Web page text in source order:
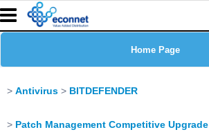
Home Page
Prodotti
Antivirus BITDEFENDER
Patch Management Competitive Upgrade